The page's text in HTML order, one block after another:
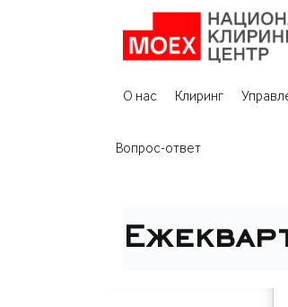
О нас Клиринг
Вопрос-ответ